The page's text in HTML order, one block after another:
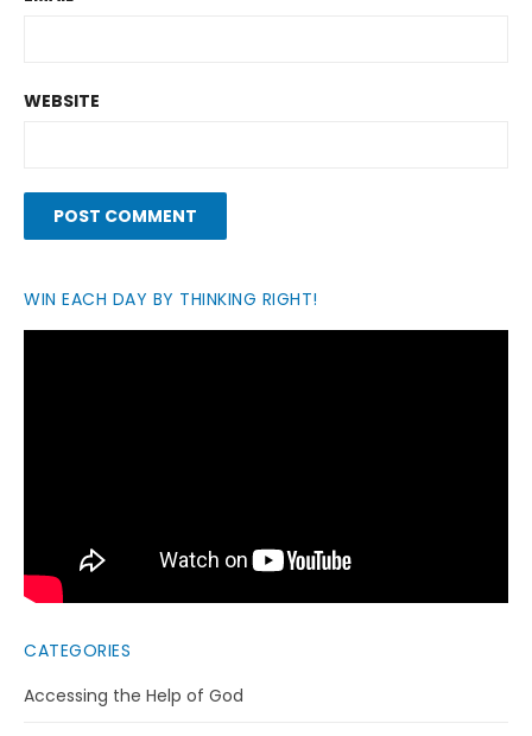
WEBSITE
WIN EACH DAY BY THINKING RIGHT!
CATEGORIES
Accessing the Help of God